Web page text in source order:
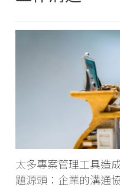
太多專案管理工具造
題源頭：企業的溝通